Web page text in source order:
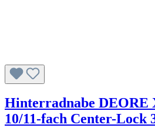
Hinterradnabe DEORE
10/11-fach Center-Lock